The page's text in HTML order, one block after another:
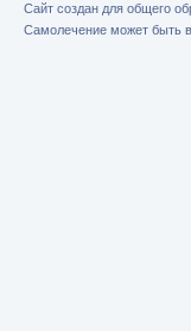
Сайт создан для общего
Самолечение может быть